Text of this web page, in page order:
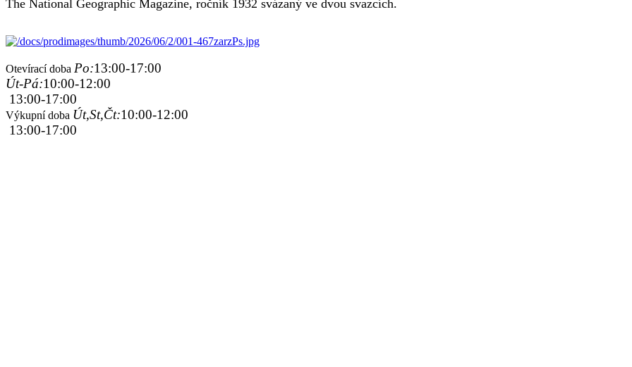
The National Geographic Magazine, ročník 1932 svázaný ve dvou svazcích.
Otevírací doba Po:13:00-17:00
Út-Pá:10:00-12:00
13:00-17:00
Výkupní doba Út,St,Čt:10:00-12:00
13:00-17:00